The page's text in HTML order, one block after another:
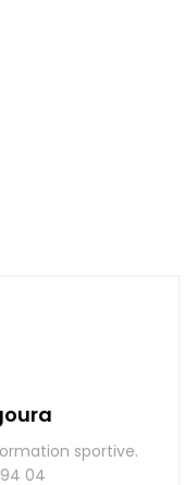
sportive.
04